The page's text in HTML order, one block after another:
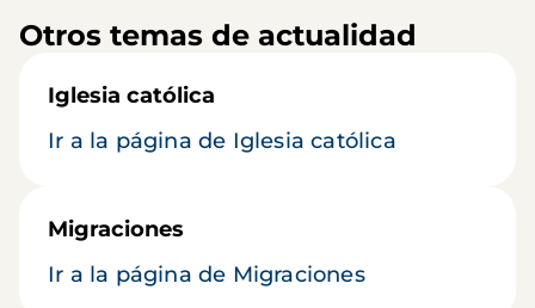
Otros temas de actualidad
Iglesia católica
Ir a la página de Iglesia católica
Migraciones
Ir a la página de Migraciones